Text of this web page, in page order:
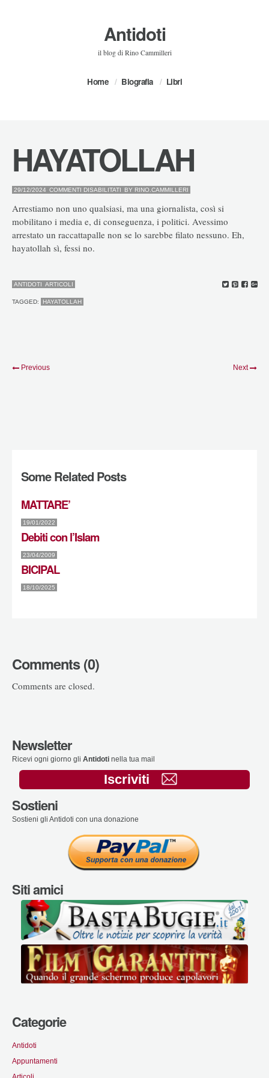
Antidoti
il blog di Rino Cammilleri
Home Biografia Libri
HAYATOLLAH
29/12/2024 COMMENTI DISABILITATI SU
BY RINO.CAMMILLERI
Arrestiamo non uno qualsiasi, ma una giornalista, così si
mobilitano i media e, di conseguenza, i politici. Avessimo
arrestato un raccattapalle non se lo sarebbe filato nessuno. Eh,
hayatollah sì, fessi no.
ANTIDOTI ARTICOLI
TAGGED: HAYATOLLAH
Previous Next
Some Related Posts
MATTARE’
19/01/2022
Debiti con l’Islam
23/04/2009
BICIPAL
18/10/2025
Comments (0)
Comments are closed.
Newsletter
Ricevi ogni giorno gli Antidoti nella tua mail
Iscriviti
Sostieni
Sostieni gli Antidoti con una donazione
Siti amici
Categorie
Antidoti
Appuntamenti
Articoli